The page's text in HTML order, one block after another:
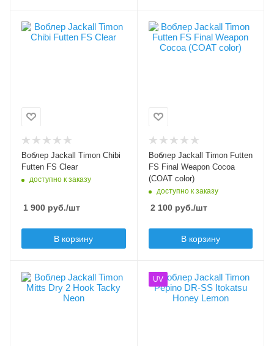
Цвет приманки
Clear
Длина приманки, мм
Вес приманки, гр
2.9
Плавучесть
Воблер Jackall Timon Chibi
Futten FS Clear
доступно к заказу
1 900 руб./шт
В корзину
Цвет приманки
Final Weapon Cocoa
(COAT color)
Futten FS
минноу, составной
воблер
Длина приманки, мм
60
Вес приманки, гр
Плавучесть
sinking (S)
Воблер Jackall Timon Futten
FS Final Weapon Cocoa
(COAT color)
доступно к заказу
2 100руб./шт
В корзину
Цвет приманки
Tacky Neon
UV
Цвет приманки
Itokatsu Honey
Lemon